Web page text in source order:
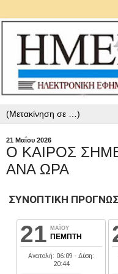
21 Μαΐου 2026
Ο ΚΑΙΡΟΣ
ΑΝΑ ΩΡΑ
ΣΥΝΟΠΤΙΚΗ
21 ΜΑΪΟΥ
ΠΕΜΠΤΗ
Ανατολή: 06:09 - Δύση:
20:44